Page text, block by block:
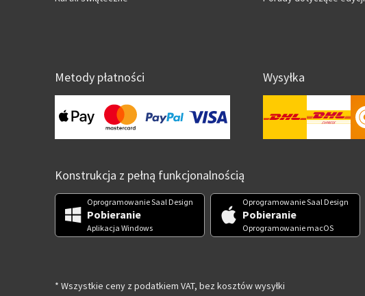
Metody płatności Wysyłka
Konstrukcja z pełną funkcjonalnością
Oprogramowanie Saal Design
Pobieranie
Aplikacja Windows
Oprogramowanie Saal Design
Pobieranie
Oprogramowanie macOS
* Wszystkie ceny z podatkiem VAT, bez kosztów wysyłki